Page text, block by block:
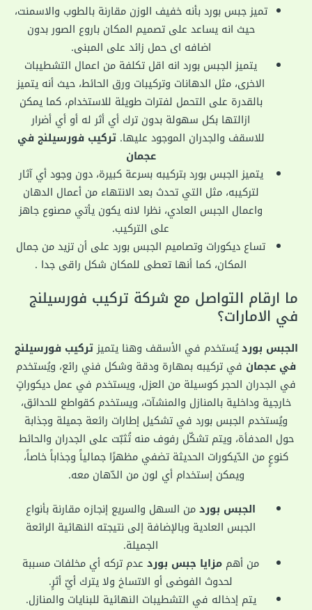
تميز جبس بورد بأنه خفيف الوزن مقارنة بالطوب والاسمنت،
حيث انه يساعد على تصميم المكان باروع الصور بدون
اضافه اى حمل زائد على المبنى.
يتميز الجبس بورد انه اقل تكلفة من اعمال التشطيبات
الاخرى، مثل الدهانات وتركيبات ورق الحائط، حيث أنه يتميز
بالقدرة على التحمل لفترات طويلة للاستخدام، كما يمكن
ازالتها بكل سهولة بدون ترك أي أثر له أو أي أضرار
للاسقف والجدران الموجود عليها.تركيب فورسيلنج في
عجمان
يتميز الجبس بورد بتركيبه بسرعة كبيرة، دون وجود أي آثار
لتركيبه، مثل التي تحدث بعد الانتهاء من أعمال الدهان
واعمال الجبس العادي، نظرا لانه يكون يأتي مصنوع جاهز
على التركيب.
تساع ديكورات وتصاميم الجبس بورد على أن تزيد من جمال
المكان، كما أنها تعطى للمكان شكل راقى جدا .
ما ارقام التواصل مع شركة تركيب فورسيلنج
في الامارات؟
الجبس بورديُستخدم في الأسقف وهنا يتميزتركيب فورسيلنج
في عجمان في تركيبه بمهارة ودقة وشكل فني رائع، ويُستخدم
في الجدران الحجر كوسيلة من العزل، ويستخدم في عمل ديكوراتٍ
خارجية وداخلية بالمنازل والمنشآت، ويستخدم كقواطع للحدائق،
ويُستخدم الجبس بورد في تشكيل إطارات رائعة جميلة وجذابة
حول المدفأة، ويتم تشكّل رفوف منه تُثبّت على الجدران والحائط
كنوعٍ من الدّيكورات الحديثة تضفي مظهرًا جمالياً وجذاباً خاصاً،
ويمكن إستخدام أي لون من الدّهان معه.
الجبس بوردمن السهل والسريع إنجازه مقارنة بأنواع
الجبس العادية وبالإضافة إلى نتيجته النهائية الرائعة
الجميلة.
من أهم مزايا جبس بوردعدم تركه أي مخلفات مسببة
لحدوث الفوضى أو الاتساخ ولا يترك أيّ أثرٍ.
يتم إدخاله في التشطيبات النهائية للبنايات والمنازل.